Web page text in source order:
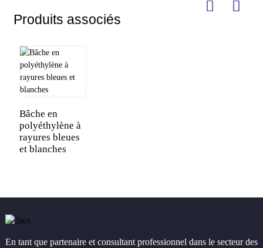
Produits associés
Bâche en
polyéthylène à
rayures bleues
et blanches
En tant que partenaire et consultant professionnel dans le secteur des